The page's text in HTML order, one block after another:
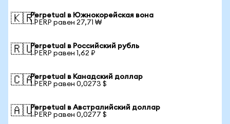
🇰🇷Perpetual в Южнокорейская вона
1 PERP равен 27,71 ₩
🇷🇺Perpetual в Российский рубль
1 PERP равен 1,62 ₽
🇨🇦Perpetual в Канадский доллар
1 PERP равен 0,0273 $
🇦🇺Perpetual в Австралийский доллар
1 PERP равен 0,0277 $